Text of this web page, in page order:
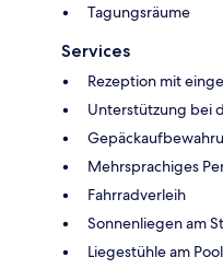
Tagungsräume
Services
Rezeption mit
Unterstützung bei
Mehrsprachiges
Fahrradverleih
Sonnenliegen am
Liegestühle am Pool